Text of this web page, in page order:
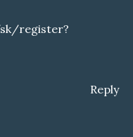
register?
Reply